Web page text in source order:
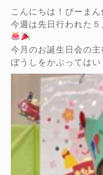
こんにちは！ぴーま
今週は先日行われた
今月のお誕生日会の
ぼうしをかぶってはい